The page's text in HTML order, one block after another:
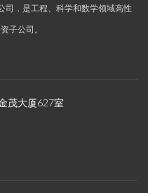
司，是工程、科学和数学领域高性
子公司。
茂大厦627室